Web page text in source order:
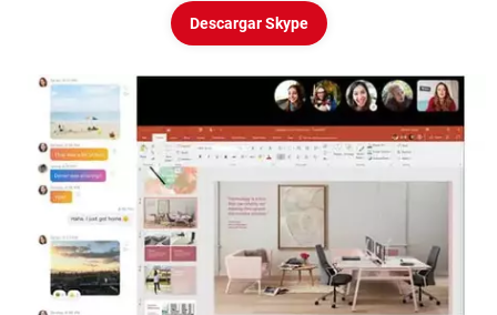
Descargar Skype